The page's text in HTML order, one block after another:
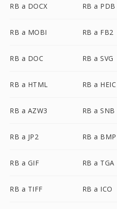
RB a DOCX RB a PDB
RB a MOBI RB a FB2
RB a DOC RB a SVG
RB a HTML RB a HEIC
RB a AZW3 RB a SNB
RB a JP2 RB a BMP
RB a GIF RB a TGA
RB a TIFF RB a ICO